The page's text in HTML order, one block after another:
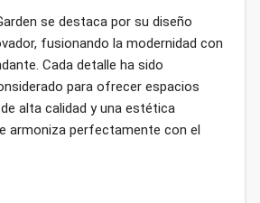
se destaca por su diseño
fusionando la modernidad con
Cada detalle ha sido
para ofrecer espacios
alta calidad y una estética
armoniza perfectamente con el